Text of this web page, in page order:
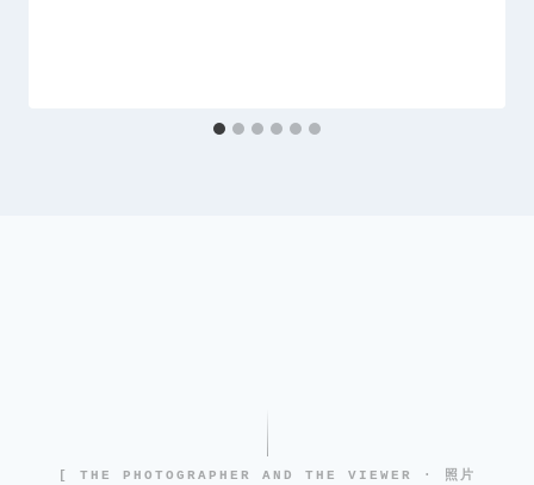
[ THE PHOTOGRAPHER AND THE VIEWER · 照片